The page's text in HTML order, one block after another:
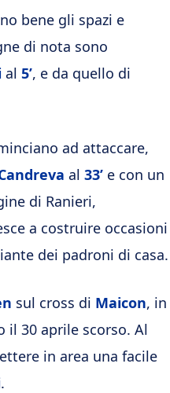
bene gli spazi e
di nota sono
al 5’, e da quello di
ad attaccare,
al 33’ e con un
di Ranieri,
a costruire occasioni
dei padroni di casa.
sul cross di Maicon, in
il 30 aprile scorso. Al
in area una facile
.